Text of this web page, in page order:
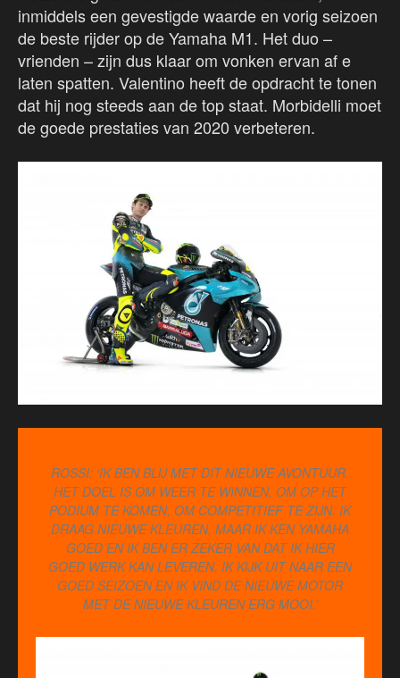
inmiddels een gevestigde waarde en vorig seizoen
de beste rijder op de Yamaha M1. Het duo –
vrienden – zijn dus klaar om vonken ervan af e
laten spatten. Valentino heeft de opdracht te tonen
dat hij nog steeds aan de top staat. Morbidelli moet
de goede prestaties van 2020 verbeteren.
ROSSI: ‘IK BEN BLIJ MET DIT NIEUWE AVONTUUR.
HET DOEL IS OM WEER TE WINNEN, OM OP HET
PODIUM TE KOMEN, OM COMPETITIEF TE ZIJN. IK
DRAAG NIEUWE KLEUREN, MAAR IK KEN YAMAHA
GOED EN IK BEN ER ZEKER VAN DAT IK HIER
GOED WERK KAN LEVEREN. IK KIJK UIT NAAR EEN
GOED SEIZOEN EN IK VIND DE NIEUWE MOTOR
MET DE NIEUWE KLEUREN ERG MOOI.’